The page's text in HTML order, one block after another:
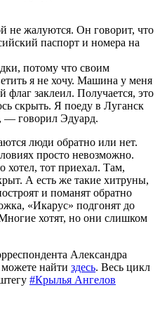
не жалуются. Он говорит, что
паспорт и номера на
потому что своим
я не хочу. Машина у меня
заклеил. Получается, это
скрыть. Я поеду в Луганск
— говорил Эдуард.
люди обратно или нет.
просто невозможно.
тот приехал. Там,
А есть же такие хитруны,
и поманят обратно
«Икарус» подгонят до
хотят, но они слишком
Александра
найти здесь. Весь цикл
#Крылья Ангелов